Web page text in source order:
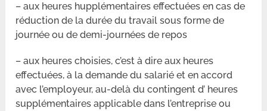
– aux heures hupplémentaires effectuées en cas de
réduction de la durée du travail sous forme de
journée ou de demi-journées de repos
– aux heures choisies, c’est à dire aux heures
effectuées, à la demande du salarié et en accord
avec l’employeur, au-delà du contingent d’ heures
supplémentaires applicable dans l’entreprise ou